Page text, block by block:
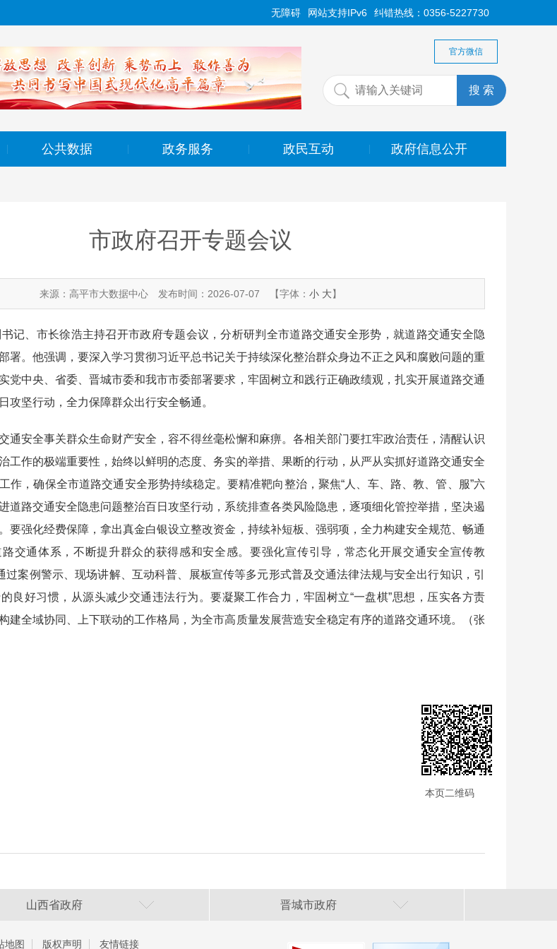
纠错热线：0356-5227730
网站支持IPv6
无障碍
官方微信
公共数据 政务服务 政民互动 政府信息公开
市政府召开专题会议
来源：高平市大数据中心 发布时间：2026-07-07 【字体：小 大】
、市长徐浩主持召开市政府专题会议，分析研判全市道路交通安全形势，就道路交通安全隐
署。他强调，要深入学习贯彻习近平总书记关于持续深化整治群众身边不正之风和腐败问题的重
党中央、省委、晋城市委和我市市委部署要求，牢固树立和践行正确政绩观，扎实开展道路交通
攻坚行动，全力保障群众出行安全畅通。
安全事关群众生命财产安全，容不得丝毫松懈和麻痹。各相关部门要扛牢政治责任，清醒认识
工作的极端重要性，始终以鲜明的态度、务实的举措、果断的行动，从严从实抓好道路交通安全
作，确保全市道路交通安全形势持续稳定。要精准靶向整治，聚焦“人、车、路、教、管、服”六
道路交通安全隐患问题整治百日攻坚行动，系统排查各类风险隐患，逐项细化管控举措，坚决遏
要强化经费保障，拿出真金白银设立整改资金，持续补短板、强弱项，全力构建安全规范、畅通
交通体系，不断提升群众的获得感和安全感。要强化宣传引导，常态化开展交通安全宣传教
过案例警示、现场讲解、互动科普、展板宣传等多元形式普及交通法律法规与安全出行知识，引
良好习惯，从源头减少交通违法行为。要凝聚工作合力，牢固树立“一盘棋”思想，压实各方责
建全域协同、上下联动的工作格局，为全市高质量发展营造安全稳定有序的道路交通环境。（张
本页二维码
山西省政府 晋城市政府
地图 版权声明 友情链接